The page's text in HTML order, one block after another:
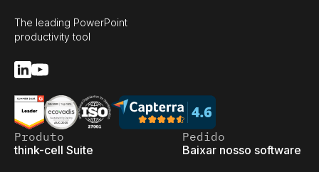
The leading PowerPoint
productivity tool
Produto
think-cell Suite
Pedido
Baixar nosso software